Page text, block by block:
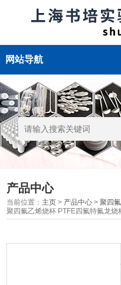
网站导航
产品中心
当前位置： 主页 > 产品中心 >聚四
聚四氟乙烯烧杯 PTFE四氟特氟龙烧